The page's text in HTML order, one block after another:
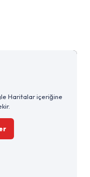
Haritalar içeriğine